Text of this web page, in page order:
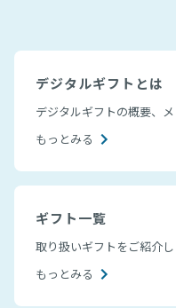
デジタルギフトとは
デジタルギフトの概要、メ
もっとみる
ギフト一覧
取り扱いギフトをご紹介し
もっとみる